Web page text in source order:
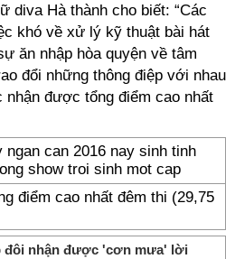
diva Hà thành cho biết: “Các
khó về xử lý kỹ thuật bài hát
ăn nhập hòa quyện về tâm
đổi những thông điệp với nhau
nhận được tổng điểm cao nhất
điểm cao nhất đêm thi (29,75
đôi nhận được 'cơn mưa' lời